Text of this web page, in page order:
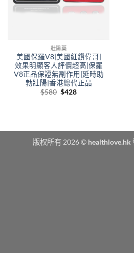
壯陽藥
美國保羅V8|美國紅鑽偉哥|
效果明顯客人評價超高|保羅
V8正品保證無副作用|延時助
勃壯陽|香港總代正品
$580 Original
$428Current
版权所有 2026 © healthlove.hk